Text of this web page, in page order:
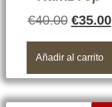
€40.00 €35.00
Añadir al carrito